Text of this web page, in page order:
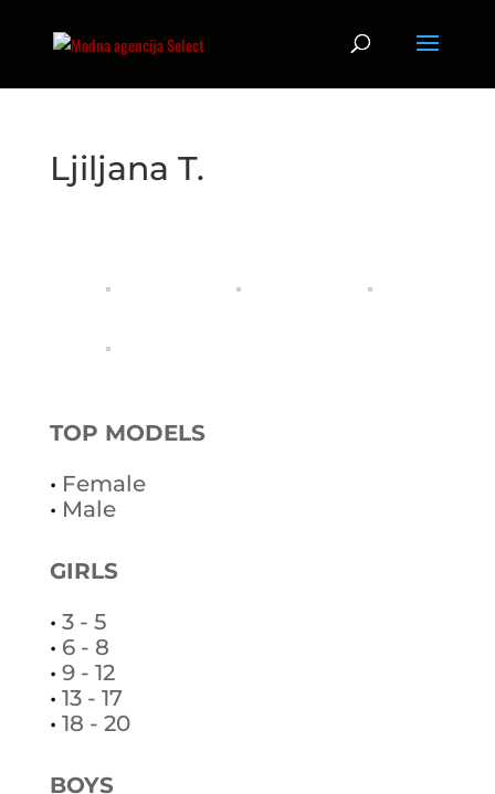
Ljiljana T.
TOP MODELS
• Female
• Male
GIRLS
• 3 - 5
• 6 - 8
• 9 - 12
• 13 - 17
• 18 - 20
BOYS